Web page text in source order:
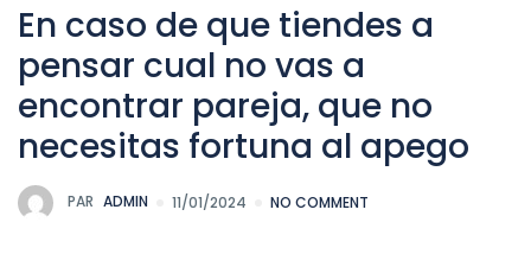
En caso de que tiendes a
pensar cual no vas a
encontrar pareja, que no
necesitas fortuna al apego
PAR ADMIN 11/01/2024 NO COMMENT